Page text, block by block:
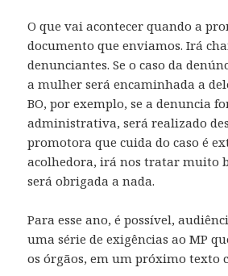
O que vai acontecer quando a
documento que enviamos. Irá
denunciantes. Se o caso da
a mulher será encaminhada a
BO, por exemplo, se a denuncia
administrativa, será realizado
promotora que cuida do caso é
acolhedora, irá nos tratar muito
será obrigada a nada.
Para esse ano, é possível,
uma série de exigências ao MP
os órgãos, em um próximo texto